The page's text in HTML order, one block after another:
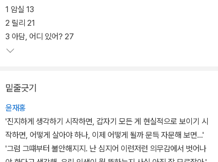
서독으로 떠나려는 에블린의 이야기를 마치 한 편의 "로맨틱 코미디"
(워싱턴 포스트)처럼 그려 냈다. 그는 성경의 아담과 하와 모티프를
차용, 사랑이라는 보편적 주제를 통해 독일 통일 전후 동독 주민들이
살아가는 모습을 가볍고 명쾌하게 묘사했다.
이 서독으로 탈출했다는 소식이 들려온다. 예술가 기질이 있는 재단
사 아담에게 동독은 '파라다이스'다. 하지만 아담의 여자 친구 에블린
은 동독 생활에 만족하지 못하고, 휴가를 빌미로 헝가리에서 국경을
넘어 서독으로 가려 한다.
아담의 여자 문제로 한바탕 다툰 두 사람. 에블린은 아담을 놔두고 헝
1 암실 13
2 릴리 21
3 아담, 어디 있어? 27
밑줄긋기
윤재홍
'진지하게 생각하기 시작하면, 갑자기 모든 게 현실적으로 보이기 시
작하면, 어떻게 살아야 하나, 이제 어떻게 될까 문득 자문해 보면...'
'그럼 그떄부터 불안해지지. 난 심지어 이런저런 의무감에서 벗어나